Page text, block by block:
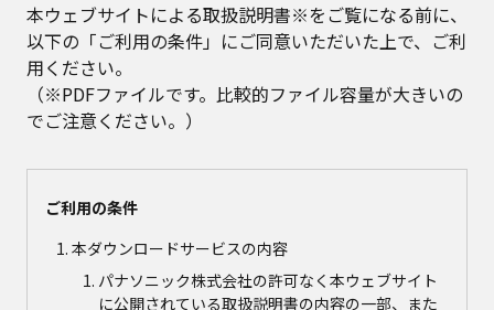
本ウェブサイトによる取扱説明書※をご覧になる前に、
以下の「ご利用の条件」にご同意いただいた上で、ご利
用ください。
（※PDFファイルです。比較的ファイル容量が大きいの
でご注意ください。）
ご利用の条件
本ダウンロードサービスの内容
パナソニック株式会社の許可なく本ウェブサイト
に公開されている取扱説明書の内容の一部、また